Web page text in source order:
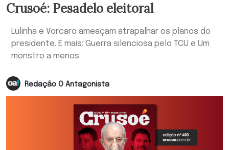
Crusoé: Pesadelo eleitoral
Lulinha e Vorcaro ameaçam atrapalhar os planos do
presidente. E mais: Guerra silenciosa pelo TCU e Um
monstro a menos
Redação O Antagonista